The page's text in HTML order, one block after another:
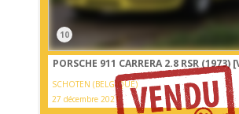
10
PORSCHE 911 CARRERA 2.8 RSR (1973)
SCHOTEN (BELGIQUE)
27 décembre 2021